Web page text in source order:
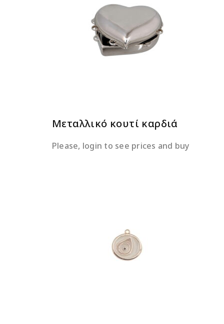
ΔΙΑΒΆΣΤΕ ΠΕΡΙΣΣΌΤΕΡΑ
Μεταλλικό κουτί καρδιά
Please, login to see prices and buy
ΔΙΑΒΆΣΤΕ ΠΕΡΙΣΣΌΤΕΡΑ